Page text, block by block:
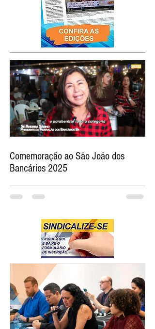
Comemoração ao São João dos
Bancários 2025